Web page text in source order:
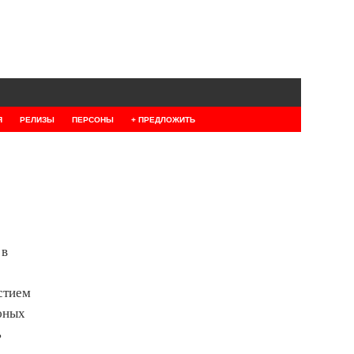
РЕЛИЗЫ ПЕРСОНЫ + ПРЕДЛОЖИТЬ